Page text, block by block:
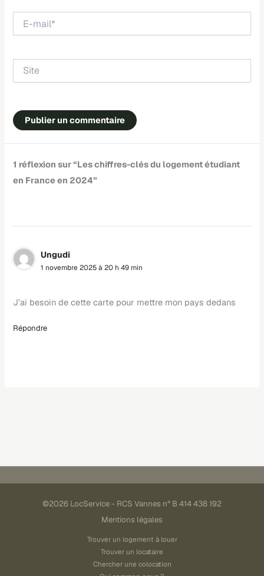
mail*
1 réflexion sur “Les chiffres-clés du logement étudiant
en France en 2024”
Ungudi
1 novembre 2025 à 20 h 49 min
J’ai besoin de cette carte pour mettre mon pays dedans
Répondre
©2026 LocService - RCS Vannes n° B 414 438 192
Mentions légales
Trouver un logement à louer
Trouver un locataire
Chercher une colocation